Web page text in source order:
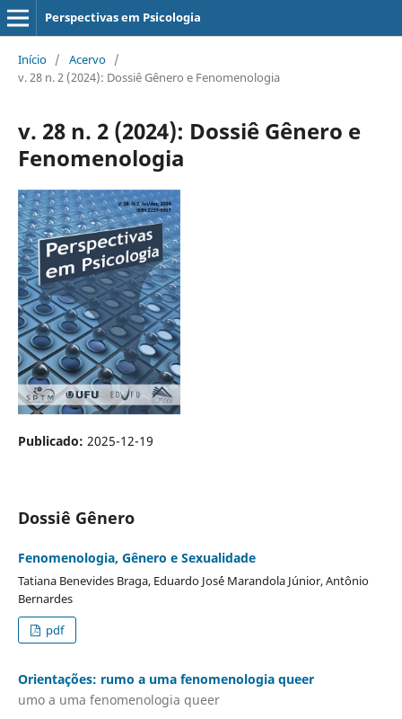
Perspectivas em Psicologia
Início / Acervo /
v. 28 n. 2 (2024): Dossiê Gênero e Fenomenologia
v. 28 n. 2 (2024): Dossiê Gênero e
Fenomenologia
Publicado: 2025-12-19
Dossiê Gênero
Fenomenologia, Gênero e Sexualidade
Tatiana Benevides Braga, Eduardo Jos´é Marandola Júnior, Antônio
Bernardes
pdf
Orientações: rumo a uma fenomenologia queer
umo a uma fenomenologia queer